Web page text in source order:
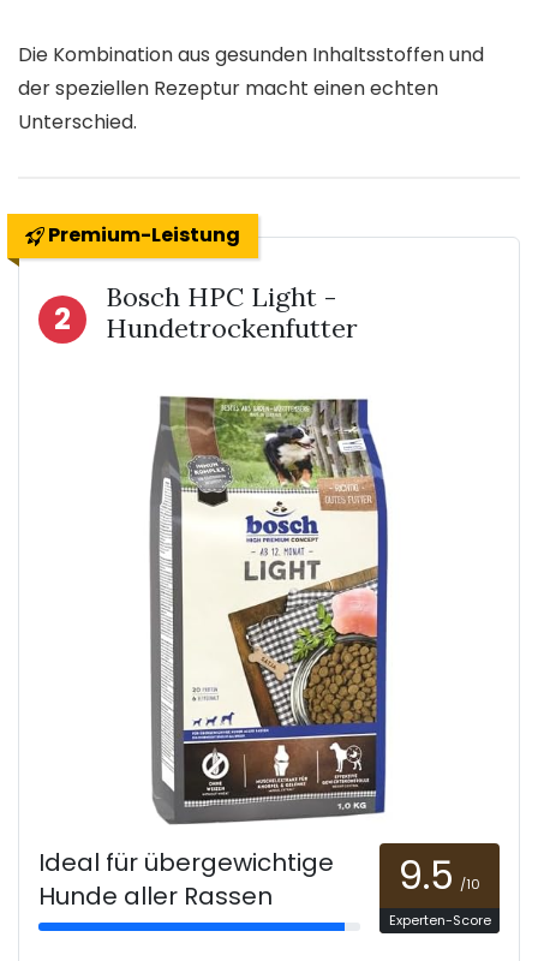
Die Kombination aus gesunden Inhaltsstoffen und
der speziellen Rezeptur macht einen echten
Unterschied.
Premium-Leistung
2
Bosch HPC Light -
Hundetrockenfutter
Ideal für übergewichtige
Hunde aller Rassen
9.5 /10
Experten-Score